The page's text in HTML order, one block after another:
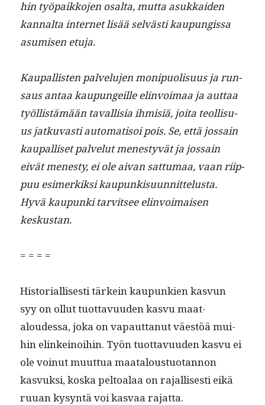
hin työ­paikko­jen osalta, mut­ta asukkaiden
kannal­ta inter­net lisää selvästi kaupungis­sa
asumisen etuja.
Kau­pal­lis­ten palvelu­jen monipuolisu­us ja run­
saus antaa kaupungeille elin­voimaa ja aut­taa
työl­listämään taval­lisia ihmisiä, joi­ta teol­lisu­
us jatku­vasti automa­ti­soi pois. Se, että jos­sain
kau­pal­liset palve­lut men­estyvät ja jos­sain
eivät men­esty, ei ole aivan sat­tumaa, vaan riip­
puu esimerkik­si kaupunkisu­un­nit­telus­ta.
Hyvä kaupun­ki tarvit­see elin­voimaisen
keskustan.
= = = =
His­to­ri­al­lis­es­ti tärkein kaupunkien kasvun
syy on ollut tuot­tavu­u­den kasvu maat­
aloudessa, joka on vapaut­tanut väestöä mui­
hin elinkeinoi­hin. Työn tuot­tavu­u­den kasvu ei
ole voin­ut muut­tua maat­alous­tuotan­non
kasvuk­si, kos­ka pel­toalaa on rajal­lis­es­ti eikä
ruuan kysyn­tä voi kas­vaa rajatta.